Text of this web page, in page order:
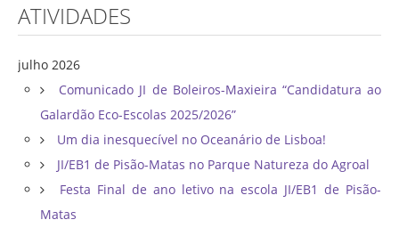
ATIVIDADES
julho 2026
Comunicado JI de Boleiros-Maxieira “Candidatura ao
Galardão Eco-Escolas 2025/2026”
Um dia inesquecível no Oceanário de Lisboa!
JI/EB1 de Pisão-Matas no Parque Natureza do Agroal
Festa Final de ano letivo na escola JI/EB1 de Pisão-
Matas